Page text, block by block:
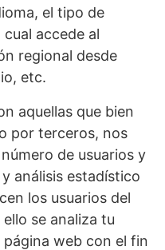
el tipo de
accede al
regional desde
etc.
aquellas que bien
por terceros, nos
de usuarios y
análisis estadístico
los usuarios del
se analiza tu
web con el fin